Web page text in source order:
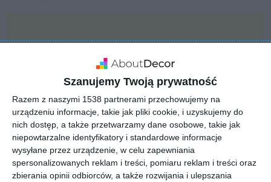
Szanujemy Twoją prywatność
Razem z naszymi 1538 partnerami przechowujemy na
urządzeniu informacje, takie jak pliki cookie, i uzyskujemy do
nich dostęp, a także przetwarzamy dane osobowe, takie jak
niepowtarzalne identyfikatory i standardowe informacje
wysyłane przez urządzenie, w celu zapewniania
spersonalizowanych reklam i treści, pomiaru reklam i treści oraz
zbierania opinii odbiorców, a także rozwijania i ulepszania